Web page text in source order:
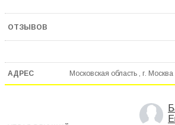
Московская область , г.